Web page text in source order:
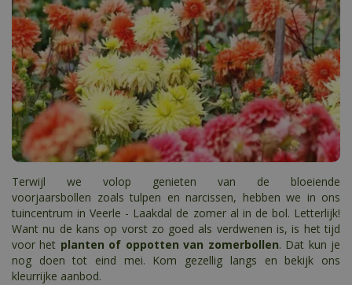
Terwijl we volop genieten van de bloeiende
voorjaarsbollen zoals tulpen en narcissen, hebben we in ons
tuincentrum in Veerle - Laakdal de zomer al in de bol. Letterlijk!
Want nu de kans op vorst zo goed als verdwenen is, is het tijd
voor het planten of oppotten van zomerbollen. Dat kun je
nog doen tot eind mei. Kom gezellig langs en bekijk ons
kleurrijke aanbod.